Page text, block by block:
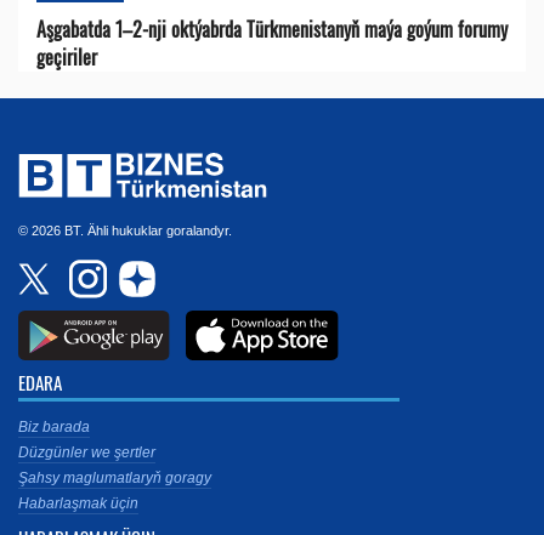
Aşgabatda 1–2-nji oktýabrda Türkmenistanyň maýa goýum forumy
geçiriler
© 2026 BT. Ähli hukuklar goralandyr.
EDARA
Biz barada
Düzgünler we şertler
Şahsy maglumatlaryň goragy
Habarlaşmak üçin